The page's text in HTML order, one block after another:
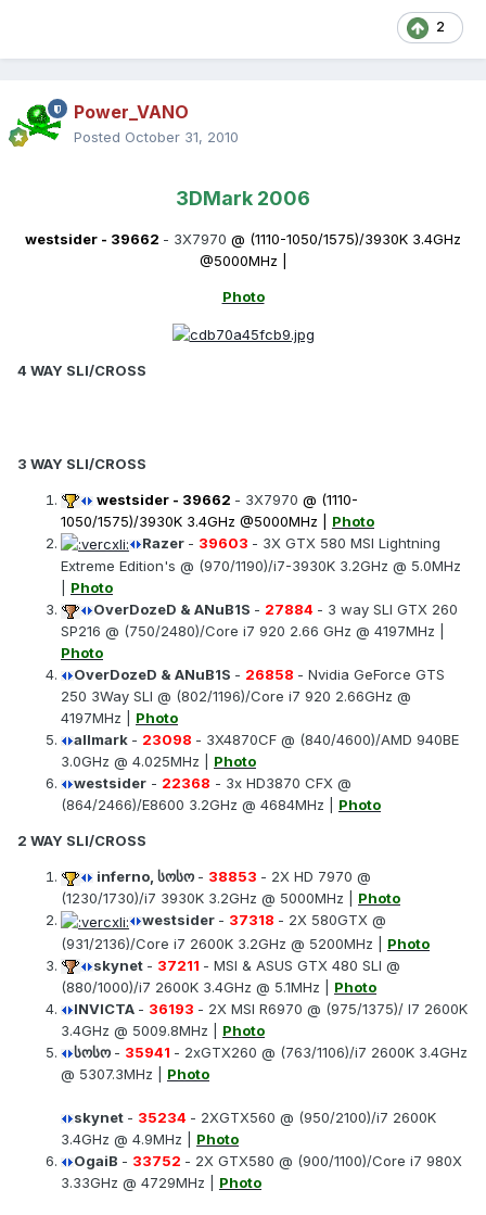
2
Power_VANO
Posted October 31, 2010
3DMark 2006
westsider - 39662 - 3X7970 @ (1110-1050/1575)/3930K 3.4GHz
@5000MHz |
Photo
4 WAY SLI/CROSS
3 WAY SLI/CROSS
westsider - 39662 - 3X7970 @ (1110-
1050/1575)/3930K 3.4GHz @5000MHz | Photo
Razer - 39603 - 3X GTX 580 MSI Lightning
Extreme Edition's @ (970/1190)/i7-3930K 3.2GHz @ 5.0MHz
Photo
OverDozeD & ANuB1S - 27884 - 3 way SLI GTX 260
SP216 @ (750/2480)/Core i7 920 2.66 GHz @ 4197MHz |
Photo
OverDozeD & ANuB1S - 26858 - Nvidia GeForce GTS
250 3Way SLI @ (802/1196)/Core i7 920 2.66GHz @
4197MHz | Photo
allmark - 23098 - 3X4870CF @ (840/4600)/AMD 940BE
3.0GHz @ 4.025MHz | Photo
westsider - 22368 - 3x HD3870 CFX @
(864/2466)/E8600 3.2GHz @ 4684MHz | Photo
2 WAY SLI/CROSS
inferno, სოსო - 38853 - 2X HD 7970 @
(1230/1730)/i7 3930K 3.2GHz @ 5000MHz | Photo
westsider - 37318 - 2X 580GTX @
(931/2136)/Core i7 2600K 3.2GHz @ 5200MHz | Photo
skynet - 37211 - MSI & ASUS GTX 480 SLI @
(880/1000)/i7 2600K 3.4GHz @ 5.1MHz | Photo
INVICTA - 36193 - 2X MSI R6970 @ (975/1375)/ I7 2600K
3.4GHz @ 5009.8MHz | Photo
სოსო - 35941 - 2xGTX260 @ (763/1106)/i7 2600K 3.4GHz
@ 5307.3MHz | Photo
skynet - 35234 - 2XGTX560 @ (950/2100)/i7 2600K
3.4GHz @ 4.9MHz | Photo
OgaiB - 33752 - 2X GTX580 @ (900/1100)/Core i7 980X
3.33GHz @ 4729MHz | Photo